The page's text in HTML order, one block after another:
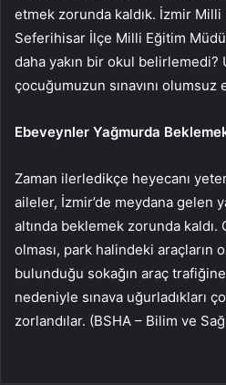
etmek zorunda kaldık. İzmir
Seferihisar İlçe Milli Eğitim
daha yakın bir okul belirlemedi?
çocuğumuzun sınavını olumsuz
Ebeveynler Yağmurda
Zaman ilerledikçe heyecanı
aileler, İzmir’de meydana gelen
altında beklemek zorunda kaldı.
olması, park halindeki araçların
bulunduğu sokağın araç trafiğine
nedeniyle sınava uğurladıkları
zorlandılar. (BSHA – Bilim ve